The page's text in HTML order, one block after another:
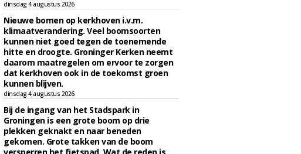
dinsdag 4 augustus 2026
Nieuwe bomen op kerkhoven i.v.m.
klimaatverandering. Veel boomsoorten
kunnen niet goed tegen de toenemende
hitte en droogte. Groninger Kerken neemt
daarom maatregelen om ervoor te zorgen
dat kerkhoven ook in de toekomst groen
kunnen blijven.
dinsdag 4 augustus 2026
Bij de ingang van het Stadspark in
Groningen is een grote boom op drie
plekken geknakt en naar beneden
gekomen. Grote takken van de boom